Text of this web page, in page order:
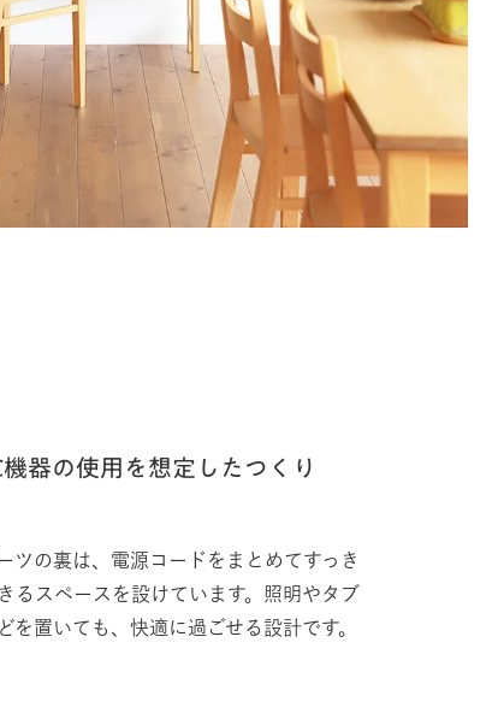
機器の使用を想定したつくり
ツの裏は、電源コードをまとめてすっき
るスペースを設けています。照明やタブ
を置いても、快適に過ごせる設計です。